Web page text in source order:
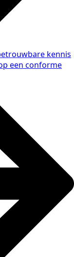
kennis
een conforme